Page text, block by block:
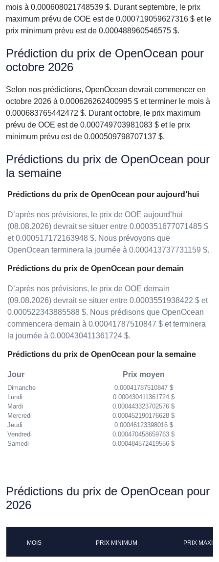
mois à 0.000608021748539 $. Durant septembre, le prix
maximum prévu de OOE est de 0.000719059627316 $ et le
prix minimum prévu est de 0.000488960546575 $.
Prédiction du prix de OpenOcean pour
octobre 2026
Selon nos prédictions, OpenOcean devrait commencer en
octobre 2026 à 0.000626262400995 $ et terminer le mois à
0.000683765442472 $. Durant octobre, le prix maximum
prévu de OOE est de 0.000749703981083 $ et le prix
minimum prévu est de 0.000509798707137 $.
Prédictions du prix de OpenOcean pour
la semaine
Prédictions du prix de OpenOcean pour aujourd’hui
D’après nos prévisions, le prix de OOE aujourd’hui
(08.08.2026) devrait se situer entre 0.000351677071485 $
et 0.000517172163948 $. Nous prévoyons que
OpenOcean terminera la journée à 0.000413737731159 $.
Prédictions du prix de OpenOcean pour demain
D’après nos prévisions, le prix de OOE demain
(09.08.2026) devrait se situer entre 0.0003551938422 $ et
0.000522343885588 $. Nous prédisons que OpenOcean
commencera demain à 0.00041787510847 $ et terminera
la journée à 0.000430411361724 $.
Prédictions du prix de OpenOcean pour la semaine
Jour
Dimanche
Lundi
Mardi
Mercredi
Jeudi
Vendredi
Samedi
Prix moyen
0.00041787510847 $
0.000430411361724 $
0.000443323702576 $
0.000452190176628 $
0.00046123398016 $
0.000470458659763 $
0.000484572419556 $
Prédictions du prix de OpenOcean pour
2026
MOIS PRIX MINIMUM PRIX